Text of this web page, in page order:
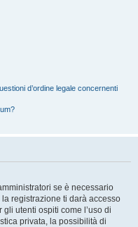
d’ordine legale concernenti
se è necessario
registrazione ti darà accesso
utenti ospiti come l’uso di
privata, la possibilità di